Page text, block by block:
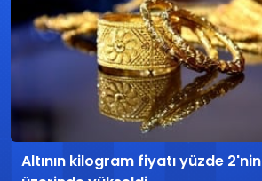
Altının kilogram fiyatı yüzde 2'nin